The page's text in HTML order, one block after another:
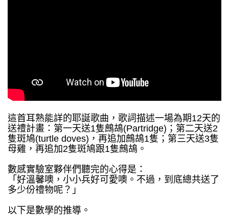
這首耳熟能詳的耶誕歌曲，歌詞描述一場為期12天的
送禮計畫：第一天送1隻鷓鴣(Partridge)；第二天送2
隻斑鳩(turtle doves)，再追加鷓鴣1隻；第三天送3隻
母雞，再追加2隻斑鳩跟1隻鷓鴣。
數感實驗室夥伴們聽完的心得是：
「好溫馨噢，小小兵好可愛噢。不過，到底總共送了
多少份禮物呢？」
以下是數學的推導。